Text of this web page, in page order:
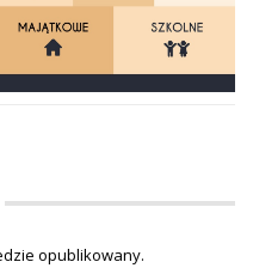
opublikowany.